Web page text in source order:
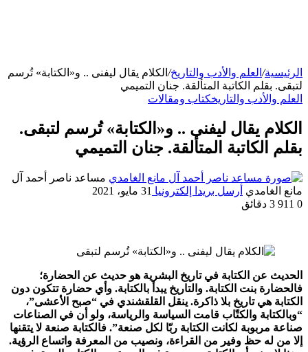
الرئيسية/ العلم والأدب والتاريخ/ الكلام يقال ليفنى .. و«الكتابة» تُرسم
لتبقى. بقلم الكاتبة المتألقة. جنان التميمي
العلم والأدب والتاريخكتاب ومقالات
الكلام يقال ليفنى .. و«الكتابة» تُرسم لتبقى.
بقلم الكاتبة المتألقة. جنان التميمي
مساعد ناصر أحمد آل
مانع الغامدي أرسل بريدا إلكترونيا 31 مايو، 2021
0
3 دقائق
الحديث عن الكتابة في تاريخ البشرية هو حديث عن الحضارة؛
فالحضارة بنت الكتابة. والتاريخ يبدأ بالكتابة. وأي حضارة تتكون دون
الكتابة هي تاريخ بلا ذاكرة. ينقل القلقشندي في “صبح الأعشى”،
“وبالكتابة والكتّاب قامت السياسة والرياسة، ولو أن في الصناعات
صناعة مربوبة لكانت الكتابة ربّا لكل صنعة”. فالكتابة صنعة لا يتقنها
إلا من له حظ وفير من القراءة، ونصيب من المعرفة واتساع الرؤية.